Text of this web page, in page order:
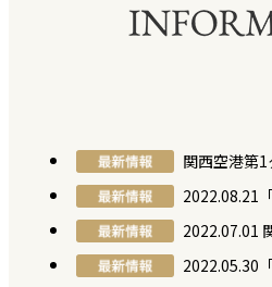
関西空港第1タ
2022.08.21「聖護院八ッ橋
2022.07.01 関西空
2022.05.30「WEB予約